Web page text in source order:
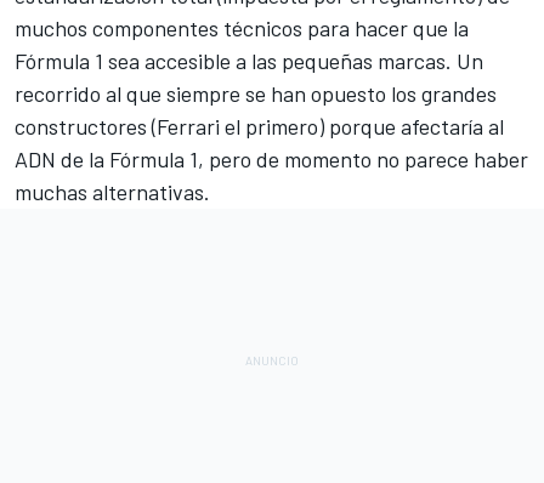
muchos componentes técnicos para hacer que la
Fórmula 1 sea accesible a las pequeñas marcas. Un
recorrido al que siempre se han opuesto los grandes
constructores (Ferrari el primero) porque afectaría al
ADN de la Fórmula 1, pero de momento no parece haber
muchas alternativas.